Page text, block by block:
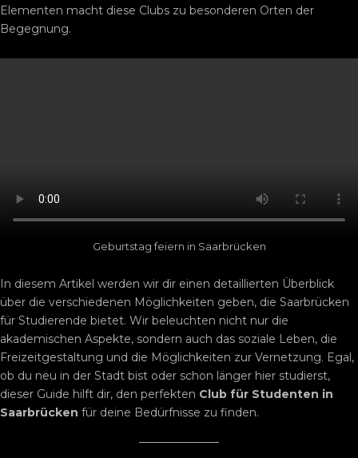
Elementen macht diese Clubs zu besonderen Orten der
Begegnung.
Geburtstag feiern in Saarbrücken
In diesem Artikel werden wir dir einen detaillierten Überblick
über die verschiedenen Möglichkeiten geben, die Saarbrücken
für Studierende bietet. Wir beleuchten nicht nur die
akademischen Aspekte, sondern auch das soziale Leben, die
Freizeitgestaltung und die Möglichkeiten zur Vernetzung. Egal,
ob du neu in der Stadt bist oder schon länger hier studierst,
dieser Guide hilft dir, den perfekten Club für Studenten in
Saarbrücken für deine Bedürfnisse zu finden.